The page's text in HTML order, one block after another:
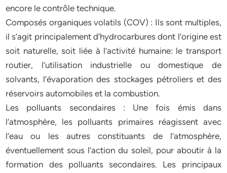
encore le contrôle technique.
Composés organiques volatils (COV) : Ils sont multiples,
il s’agit principalement d’hydrocarbures dont l’origine est
soit naturelle, soit liée à l’activité humaine: le transport
routier, l’utilisation industrielle ou domestique de
solvants, l’évaporation des stockages pétroliers et des
réservoirs automobiles et la combustion.
Les polluants secondaires : Une fois émis dans
l’atmosphère, les polluants primaires réagissent avec
l’eau ou les autres constituants de l’atmosphère,
éventuellement sous l’action du soleil, pour aboutir à la
formation des polluants secondaires. Les principaux